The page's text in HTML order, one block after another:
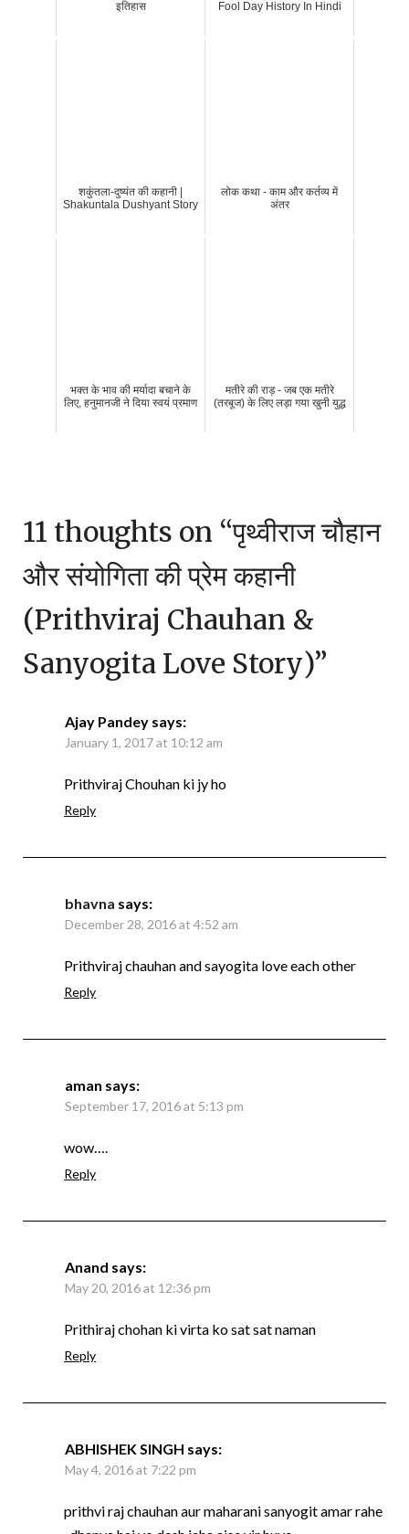
इतिहास
Fool Day History In Hindi
शकुंतला-दुष्यंत की कहानी |
Shakuntala Dushyant Story
लोक कथा - काम और कर्तव्य में
अंतर
भक्त के भाव की मर्यादा बचाने के
लिए, हनुमानजी ने दिया स्वयं प्रमाण
मतीरे की राड़ - जब एक मतीरे
(तरबूज) के लिए लड़ा गया खुनी युद्ध
11 thoughts on “पृथ्वीराज चौहान
और संयोगिता की प्रेम कहानी
(Prithviraj Chauhan &
Sanyogita Love Story)”
Ajay Pandey says:
January 1, 2017 at 10:12 am
Prithviraj Chouhan ki jy ho
Reply
bhavna says:
December 28, 2016 at 4:52 am
Prithviraj chauhan and sayogita love each other
Reply
aman says:
September 17, 2016 at 5:13 pm
wow….
Reply
Anand says:
May 20, 2016 at 12:36 pm
Prithiraj chohan ki virta ko sat sat naman
Reply
ABHISHEK SINGH says:
May 4, 2016 at 7:22 pm
prithvi raj chauhan aur maharani sanyogit amar rahe